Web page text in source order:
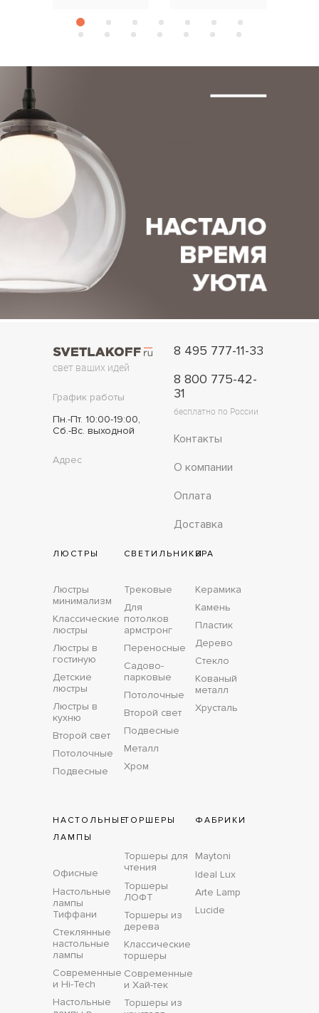
свет ваших идей
График работы
Пн.-Пт. 10:00-19:00,
Сб.-Вс. выходной
Адрес
8 495 777-11-33
8 800 775-42-
31
бесплатно по России
Контакты
О компании
Оплата
Доставка
ЛЮСТРЫ
Люстры
минимализм
Классические
люстры
Люстры в
гостиную
Детские
люстры
Люстры в
кухню
Второй свет
Потолочные
Подвесные
СВЕТИЛЬНИКИ
Трековые
Для
потолков
армстронг
Переносные
Садово-
парковые
Потолочные
Второй свет
Подвесные
Металл
Хром
БРА
Керамика
Камень
Пластик
Дерево
Стекло
Кованый
металл
Хрусталь
НАСТОЛЬНЫЕ
ЛАМПЫ
Офисные
Настольные
лампы
Тиффани
Стеклянные
настольные
лампы
Современные
и Hi-Tech
Настольные
ТОРШЕРЫ
Торшеры для
чтения
Торшеры
ЛОФТ
Торшеры из
дерева
Классические
торшеры
Современные
и Хай-тек
Торшеры из
ФАБРИКИ
Maytoni
Ideal Lux
Arte Lamp
Lucide